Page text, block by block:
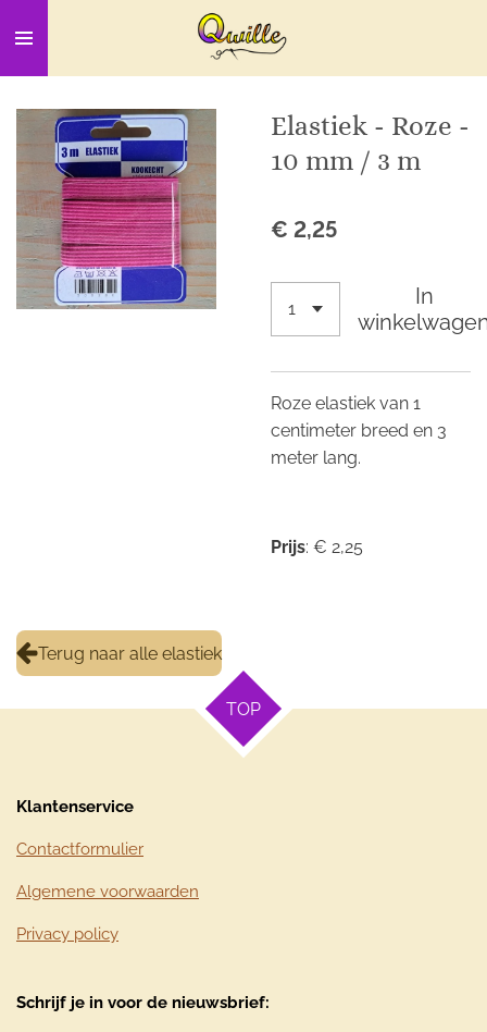
direct
naar
de
hoofdinhoud
Elastiek - Roze -
10 mm / 3 m
€ 2,25
In
Roze elastiek van 1
centimeter breed en 3
meter lang.
Prijs: € 2,25
Terug naar alle elastiek
TOP
Klantenservice
Contactformulier
Algemene voorwaarden
Privacy policy
Schrijf je in voor de nieuwsbrief: